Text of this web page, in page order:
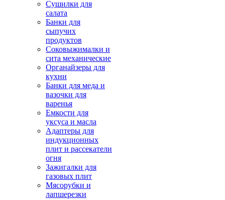
Сушилки для
салата
Банки для
сыпучих
продуктов
Соковыжималки и
сита механические
Органайзеры для
кухни
Банки для меда и
вазочки для
варенья
Емкости для
уксуса и масла
Адаптеры для
индукционных
плит и рассекатели
огня
Зажигалки для
газовых плит
Мясорубки и
лапшерезки